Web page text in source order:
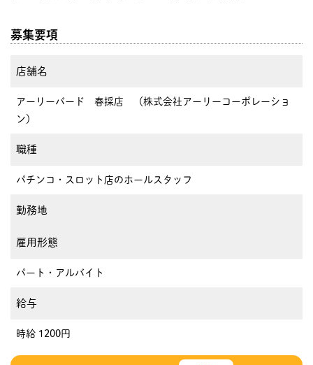
募集要項
店舗名
アーリーバード 春採店 （株式会社アーリーコーポレーショ
ン）
職種
パチンコ・スロット店のホールスタッフ
勤務地
雇用形態
パート・アルバイト
給与
時給 1200円